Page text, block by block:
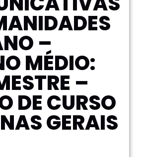
–
MÉDIO:
–
DE CURSO
GERAIS